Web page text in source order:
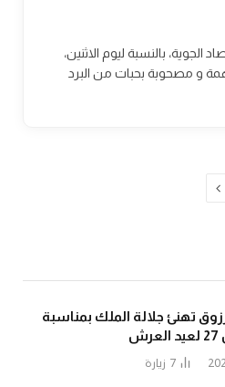
الجوية، بالنسبة ليوم الاثنين،
و مصحوبة بحبات من البرد
التالي
تهنئ جلالة الملك بمناسبة
7 زيارة